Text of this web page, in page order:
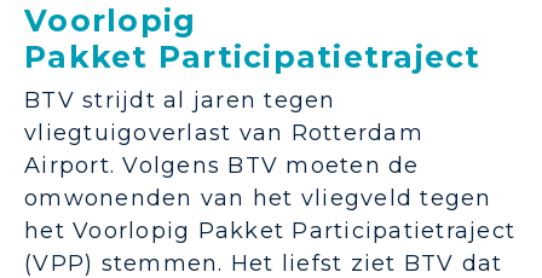
Voorlopig
Pakket Participatietraject
BTV strijdt al jaren tegen
vliegtuigoverlast van Rotterdam
Airport. Volgens BTV moeten de
omwonenden van het vliegveld tegen
het Voorlopig Pakket Participatietraject
(VPP) stemmen. Het liefst ziet BTV dat